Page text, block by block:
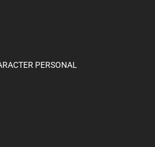
PERSONAL